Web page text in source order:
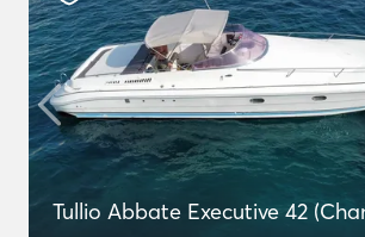
Tullio Abbate Executive 42